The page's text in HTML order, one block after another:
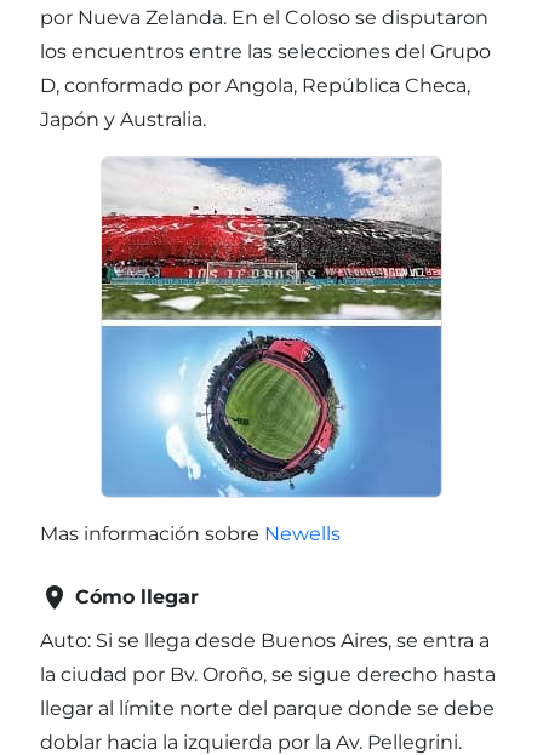
por Nueva Zelanda. En el Coloso se disputaron
los encuentros entre las selecciones del Grupo
D, conformado por Angola, República Checa,
Japón y Australia.
Mas información sobre Newells
 Cómo llegar
Auto: Si se llega desde Buenos Aires, se entra a
la ciudad por Bv. Oroño, se sigue derecho hasta
llegar al límite norte del parque donde se debe
doblar hacia la izquierda por la Av. Pellegrini.